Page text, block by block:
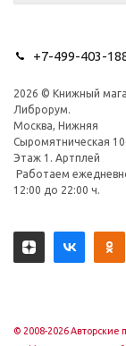
+7-499-403-
2026 © Книжный
Либрорум.
Москва, Нижняя
Сыромятническая
Этаж 1. Артплей
Работаем
12:00 до 22:00 ч.
© 2008-2026